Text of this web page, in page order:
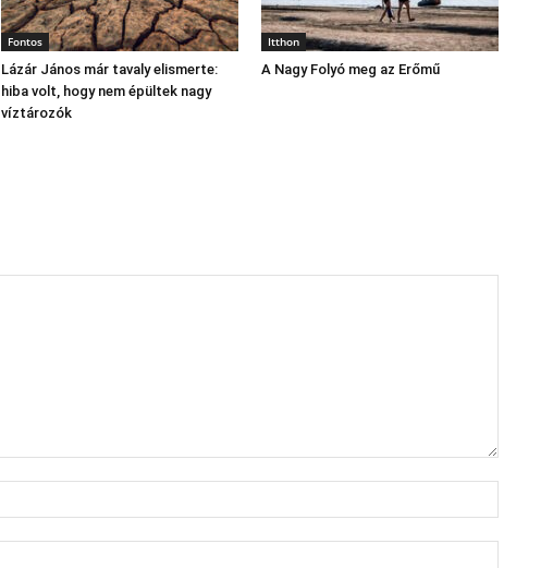
Fontos
Lázár János már tavaly elismerte:
hiba volt, hogy nem épültek nagy
víztározók
Itthon
A Nagy Folyó meg az Erőmű